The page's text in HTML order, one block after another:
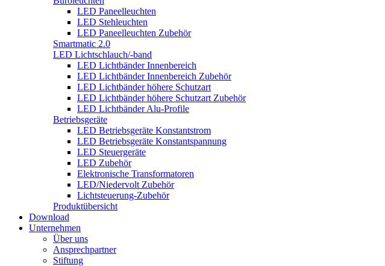
LED Paneelleuchten
LED Stehleuchten
LED Paneelleuchten Zubehör
Smartmatic 2.0
LED Lichtschlauch/-band
LED Lichtbänder Innenbereich
LED Lichtbänder Innenbereich Zubehör
LED Lichtbänder höhere Schutzart
LED Lichtbänder höhere Schutzart Zubehör
LED Lichtbänder Alu-Profile
Betriebsgeräte
LED Betriebsgeräte Konstantstrom
LED Betriebsgeräte Konstantspannung
LED Steuergeräte
LED Zubehör
Elektronische Transformatoren
LED/Niedervolt Zubehör
Lichtsteuerung-Zubehör
Produktübersicht
Download
Unternehmen
Über uns
Ansprechpartner
Stiftung